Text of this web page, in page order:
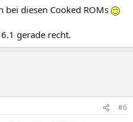
bei diesen Cooked ROMs
gerade recht.
#6